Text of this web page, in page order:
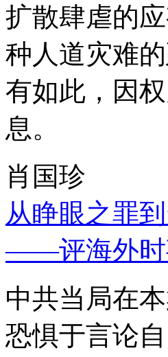
扩散肆虐的
种人道灾难
有如此，因
息。
肖国珍
从睁眼之罪
——评海外时
中共当局在
恐惧于言论